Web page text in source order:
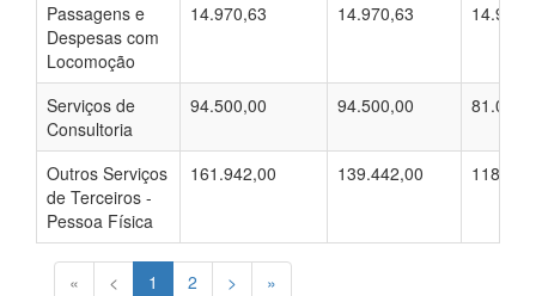
Passagens e
Despesas com
Locomoção
14.970,63 14.970,63
Serviços de
Consultoria
94.500,00 94.500,00
Outros Serviços
de Terceiros -
Pessoa Física
161.942,00 139.442,00
« < 1 2 >
»